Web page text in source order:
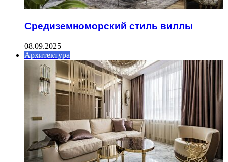
Средиземноморский стиль виллы
08.09.2025
Архитектура